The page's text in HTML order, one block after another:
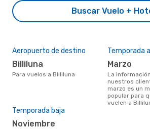
Buscar Vuelo +
Aeropuerto de destino
Billiluna
Para vuelos a Billiluna
Temporada
marzo
La información de búsqueda de
nuestros
marzo es un
popular para
vuelen a
Temporada baja
noviembre